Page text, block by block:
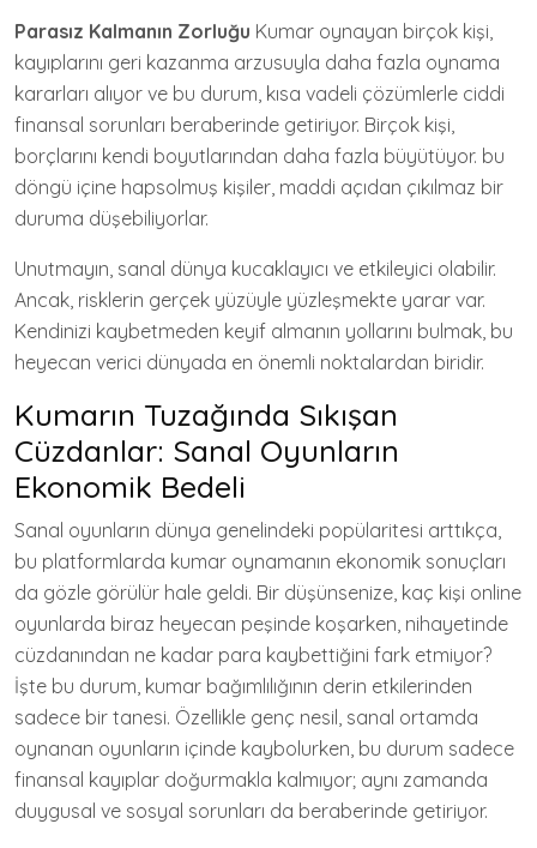
Parasız Kalmanın Zorluğu Kumar oynayan birçok kişi,
kayıplarını geri kazanma arzusuyla daha fazla oynama
kararları alıyor ve bu durum, kısa vadeli çözümlerle ciddi
finansal sorunları beraberinde getiriyor. Birçok kişi,
borçlarını kendi boyutlarından daha fazla büyütüyor. bu
döngü içine hapsolmuş kişiler, maddi açıdan çıkılmaz bir
duruma düşebiliyorlar.
Unutmayın, sanal dünya kucaklayıcı ve etkileyici olabilir.
Ancak, risklerin gerçek yüzüyle yüzleşmekte yarar var.
Kendinizi kaybetmeden keyif almanın yollarını bulmak, bu
heyecan verici dünyada en önemli noktalardan biridir.
Kumarın Tuzağında Sıkışan
Cüzdanlar: Sanal Oyunların
Ekonomik Bedeli
Sanal oyunların dünya genelindeki popülaritesi arttıkça,
bu platformlarda kumar oynamanın ekonomik sonuçları
da gözle görülür hale geldi. Bir düşünsenize, kaç kişi online
oyunlarda biraz heyecan peşinde koşarken, nihayetinde
cüzdanından ne kadar para kaybettiğini fark etmiyor?
İşte bu durum, kumar bağımlılığının derin etkilerinden
sadece bir tanesi. Özellikle genç nesil, sanal ortamda
oynanan oyunların içinde kaybolurken, bu durum sadece
finansal kayıplar doğurmakla kalmıyor; aynı zamanda
duygusal ve sosyal sorunları da beraberinde getiriyor.